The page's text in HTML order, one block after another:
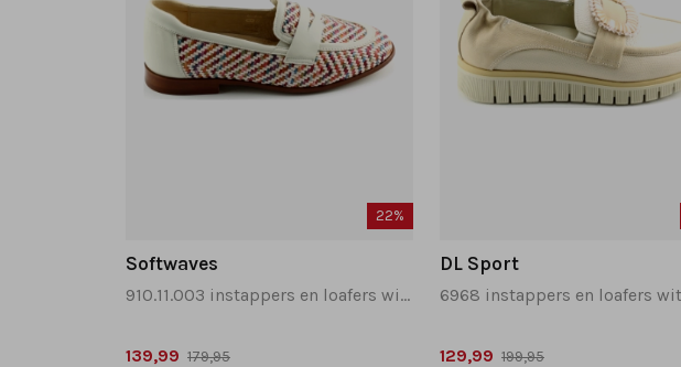
22%
Softwaves
910.11.003 instappers en loafers wit combinatie
139,99 179,95
DL Sport
129,99 199,95